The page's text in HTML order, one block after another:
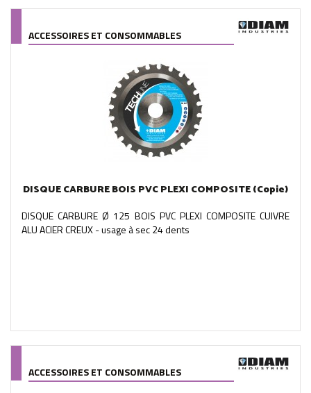
ACCESSOIRES ET CONSOMMABLES
DISQUE CARBURE BOIS PVC PLEXI COMPOSITE (Copie)
DISQUE CARBURE Ø 125 BOIS PVC PLEXI COMPOSITE CUIVRE
ALU ACIER CREUX - usage à sec 24 dents
ACCESSOIRES ET CONSOMMABLES